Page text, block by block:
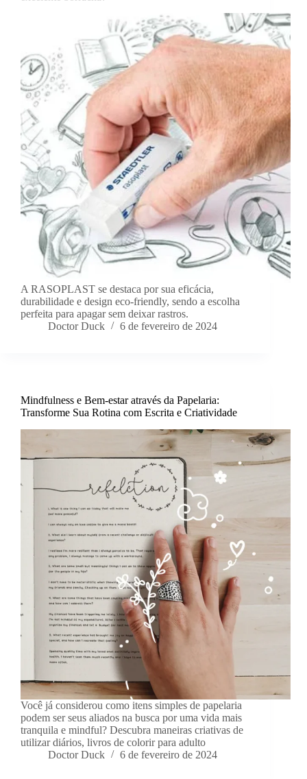
A RASOPLAST se destaca por sua eficácia,
durabilidade e design eco-friendly, sendo a escolha
perfeita para apagar sem deixar rastros.
Doctor Duck
6 de fevereiro de 2024
Mindfulness e Bem-estar através da Papelaria:
Transforme Sua Rotina com Escrita e Criatividade
Você já considerou como itens simples de papelaria
podem ser seus aliados na busca por uma vida mais
tranquila e mindful? Descubra maneiras criativas de
utilizar diários, livros de colorir para adulto
Doctor Duck
6 de fevereiro de 2024